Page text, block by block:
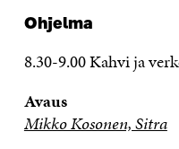
Ohjelma
8.30-9.00 Kahvi ja
Avaus
Mikko Kosonen, Sitra